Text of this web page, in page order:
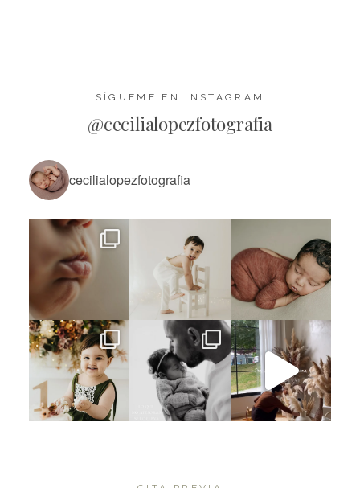
SÍGUEME EN INSTAGRAM
@cecilialopezfotografia
cecilialopezfotografia